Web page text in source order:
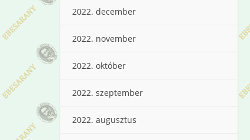
2022. december
2022. november
2022. október
2022. szeptember
2022. augusztus